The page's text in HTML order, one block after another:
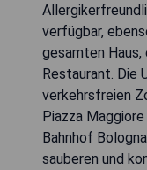
verfügbar,
gesamten Haus,
Restaurant. Die
verkehrsfreien
Piazza
Bahnhof
sauberen und